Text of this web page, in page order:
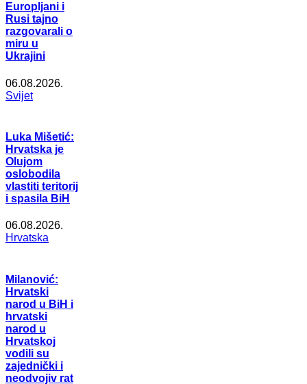
Europljani i
Rusi tajno
razgovarali o
miru u
Ukrajini
06.08.2026.
Svijet
Luka Mišetić:
Hrvatska je
Olujom
oslobodila
vlastiti teritorij
i spasila BiH
06.08.2026.
Hrvatska
Milanović:
Hrvatski
narod u BiH i
hrvatski
narod u
Hrvatskoj
vodili su
zajednički i
neodvojiv rat